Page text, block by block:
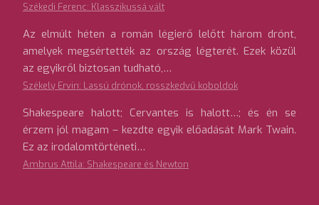
Székedi Ferenc: Klasszikussá vált
Az elmúlt héten a román légierő lelőtt három drónt,
amelyek megsértették az ország légterét. Ezek közül
az egyikről biztosan tudható,…
Székely Ervin: Lassú drónok, rosszkedvű koboldok
Shakespeare halott; Cervantes is halott…; és én se
érzem jól magam – kezdte egyik előadását Mark Twain.
Ez az irodalomtörténeti…
Ambrus Attila: Shakespeare és Newton